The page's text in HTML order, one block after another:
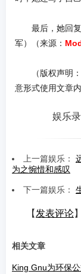
最后，她回
军）（来源：
（版权声明
意形式使用文章
娱乐
上一篇娱乐：
为之惋惜和感叹
下一篇娱乐：
【 发表评论
相关文章
King Gnu为环保